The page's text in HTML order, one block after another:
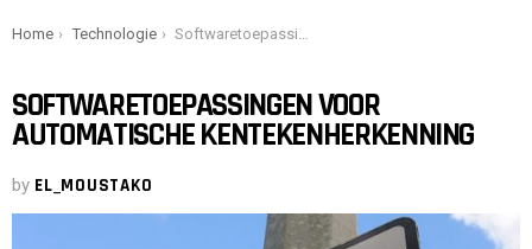
You are here:
Home Technologie Softwaretoepassingen voor automatische kentekenherkenning
SOFTWARETOEPASSINGEN VOOR
AUTOMATISCHE KENTEKENHERKENNING
by EL_MOUSTAKO